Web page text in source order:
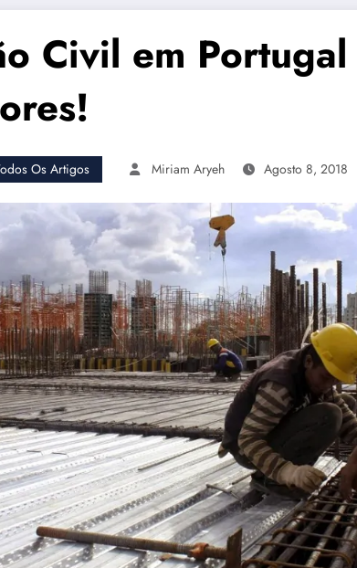
Civil em
Os Artigos Miriam Aryeh Agosto 8, 2018